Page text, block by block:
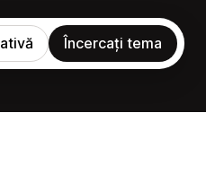
Încercați tema